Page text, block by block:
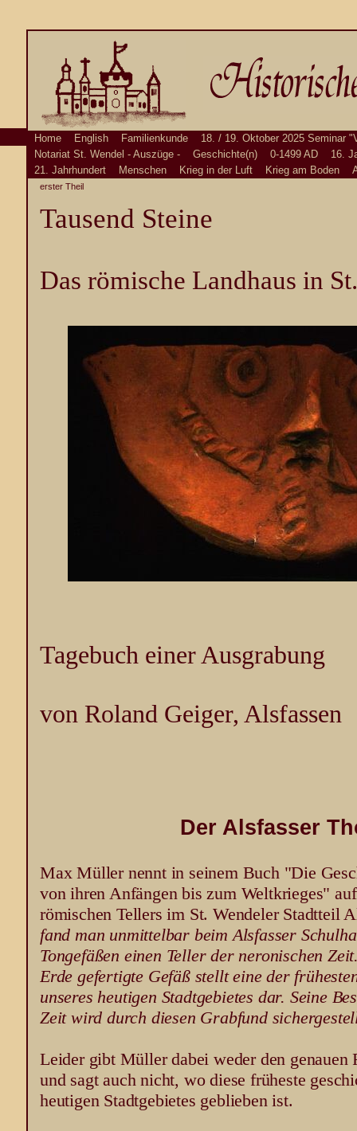
Home English Familienkunde
18. / 19. Oktober 2025 Seminar
Notariat St. Wendel - Auszüge -
Geschichte(n) 0-1499 AD
16.
21. Jahrhundert
Menschen Krieg in der Luft Krieg am Boden
erster Theil
Tausend Steine
Das römische Landhaus in
Tagebuch einer Ausgrabung
von Roland Geiger, Alsfassen
Der Alsfasser
Max Müller nennt in seinem Buch "Die
von ihren Anfängen bis zum Weltkrieges"
römischen Tellers im St. Wendeler Stadtteil
fand man unmittelbar beim Alsfasser
Tongefäßen einen Teller der neronischen
Erde gefertigte Gefäß stellt eine der
unseres heutigen Stadtgebietes dar. Seine
Zeit wird durch diesen Grabfund
Leider gibt Müller dabei weder den genauen
und sagt auch nicht, wo diese früheste
heutigen Stadtgebietes geblieben ist.